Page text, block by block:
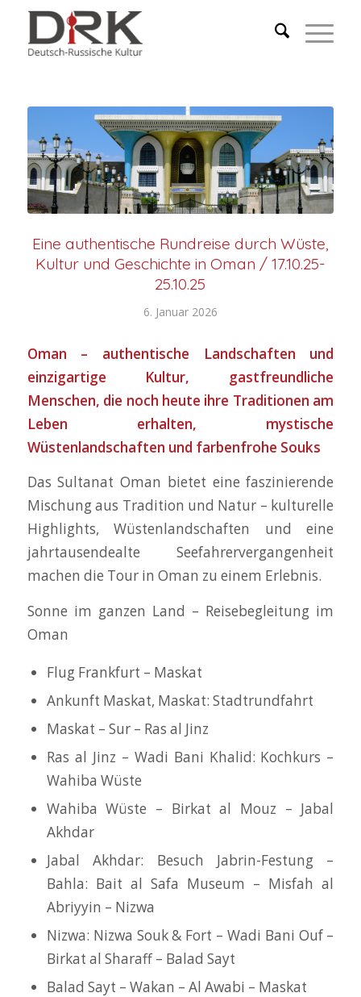
Eine authentische Rundreise durch Wüste,
Kultur und Geschichte in Oman / 17.10.25-
25.10.25
6. Januar 2026
Oman – authentische Landschaften und
einzigartige Kultur, gastfreundliche
Menschen, die noch heute ihre Traditionen am
Leben erhalten, mystische
Wüstenlandschaften und farbenfrohe Souks
Das Sultanat Oman bietet eine faszinierende
Mischung aus Tradition und Natur – kulturelle
Highlights, Wüstenlandschaften und eine
jahrtausendealte Seefahrervergangenheit
machen die Tour in Oman zu einem Erlebnis.
Sonne im ganzen Land – Reisebegleitung im
Oman
Flug Frankfurt – Maskat
Ankunft Maskat, Maskat: Stadtrundfahrt
Maskat – Sur – Ras al Jinz
Ras al Jinz – Wadi Bani Khalid: Kochkurs –
Wahiba Wüste
Wahiba Wüste – Birkat al Mouz – Jabal
Akhdar
Jabal Akhdar: Besuch Jabrin-Festung –
Bahla: Bait al Safa Museum – Misfah al
Abriyyin – Nizwa
Nizwa: Nizwa Souk & Fort – Wadi Bani Ouf –
Birkat al Sharaff – Balad Sayt
Balad Sayt – Wakan – Al Awabi – Maskat